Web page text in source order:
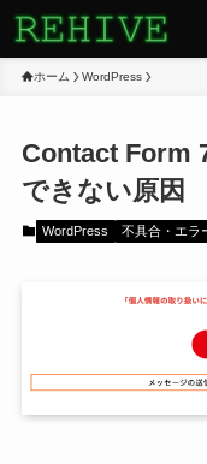
ホーム WordPress
Contact Form
できない原因
WordPress 不具合・エラ